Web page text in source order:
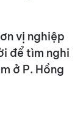
vị nghiệp
để tìm nghi
ở P. Hồng